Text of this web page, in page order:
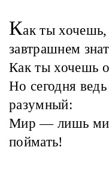
Как ты
завтрашнем
Как ты хочешь
Но сегодня
разумный:
Мир — лишь
поймать!